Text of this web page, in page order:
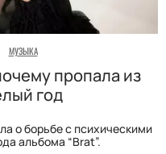
МУЗЫКА
пропала из
год
о борьбе с психическими
альбома “Brat”.